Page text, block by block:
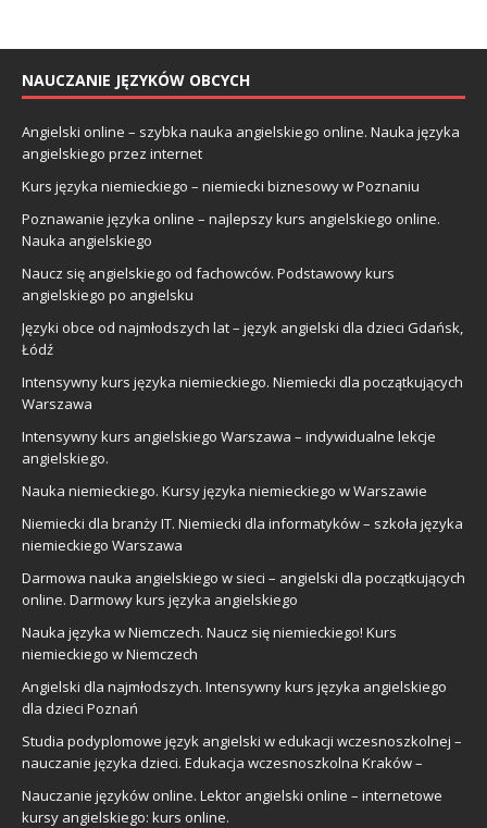
NAUCZANIE JĘZYKÓW OBCYCH
Angielski online – szybka nauka angielskiego online. Nauka języka
angielskiego przez internet
Kurs języka niemieckiego – niemiecki biznesowy w Poznaniu
Poznawanie języka online – najlepszy kurs angielskiego online.
Nauka angielskiego
Naucz się angielskiego od fachowców. Podstawowy kurs
angielskiego po angielsku
Języki obce od najmłodszych lat – język angielski dla dzieci Gdańsk,
Łódź
Intensywny kurs języka niemieckiego. Niemiecki dla początkujących
Warszawa
Intensywny kurs angielskiego Warszawa – indywidualne lekcje
angielskiego.
Nauka niemieckiego. Kursy języka niemieckiego w Warszawie
Niemiecki dla branży IT. Niemiecki dla informatyków – szkoła języka
niemieckiego Warszawa
Darmowa nauka angielskiego w sieci – angielski dla początkujących
online. Darmowy kurs języka angielskiego
Nauka języka w Niemczech. Naucz się niemieckiego! Kurs
niemieckiego w Niemczech
Angielski dla najmłodszych. Intensywny kurs języka angielskiego
dla dzieci Poznań
Studia podyplomowe język angielski w edukacji wczesnoszkolnej –
nauczanie języka dzieci. Edukacja wczesnoszkolna Kraków –
Nauczanie języków online. Lektor angielski online – internetowe
kursy angielskiego: kurs online.